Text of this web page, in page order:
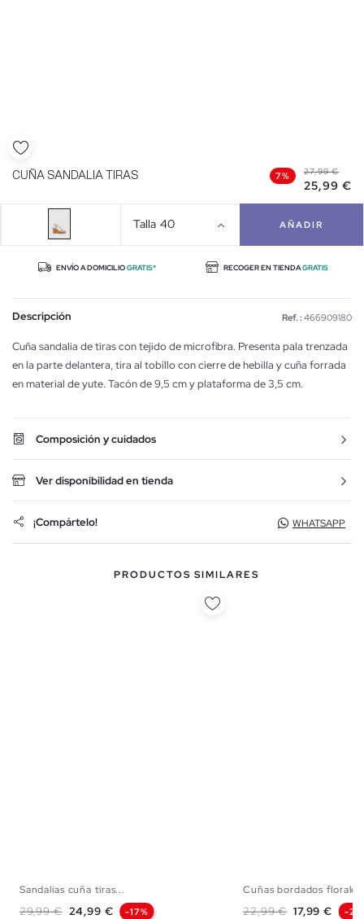
CUÑA SANDALIA TIRAS 7% 27,99 €
25,99 €
Talla 40 AÑADIR
ENVÍO A DOMICILIOGRATIS* RECOGER EN TIENDAGRATIS
Descripción Ref. : 466909180
Cuña sandalia de tiras con tejido de microfibra. Presenta pala trenzada
en la parte delantera, tira al tobillo con cierre de hebilla y cuña forrada
en material de yute. Tacón de 9,5 cm y plataforma de 3,5 cm.
Composición y cuidados
Ver disponibilidad en tienda
¡Compártelo! WHATSAPP
PRODUCTOS SIMILARES
Sandalias cuña tiras...
Precio base
29,99 € Precio
24,99 € -17%
Cuñas bordados florales
Precio base
22,99 € Precio
17,99 € -